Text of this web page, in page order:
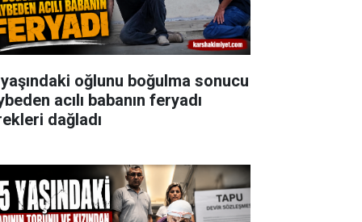
oğlunu boğulma sonucu
acılı babanın feryadı
dağladı